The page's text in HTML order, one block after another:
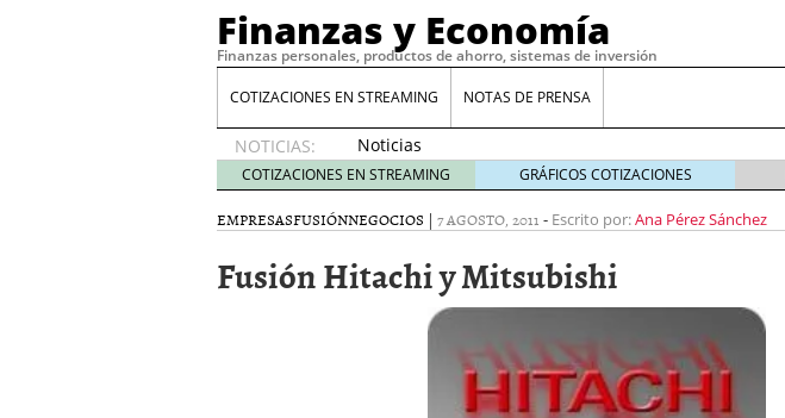
Finanzas y Economía
Finanzas personales, productos de ahorro, sistemas de inversión
COTIZACIONES EN STREAMING NOTAS DE PRENSA
NOTICIAS:
Noticias
de XRP
por qué
las
de
whales
COTIZACIONES EN STREAMING GRÁFICOS COTIZACIONES
EMPRESASFUSIÓNNEGOCIOS | 7 AGOSTO, 2011 - Escrito por:Ana Pérez Sánchez
Fusión Hitachi y Mitsubishi